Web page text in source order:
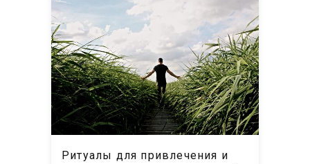
Ритуалы для привлечения и